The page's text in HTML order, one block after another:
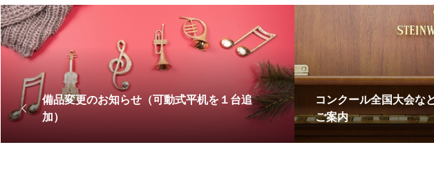
備品変更のお知らせ（可動式平机を１台追
加）
コンクール全国大会な
ご案内